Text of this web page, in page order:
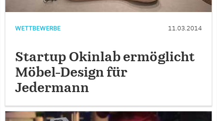
WETTBEWERBE 11.03.2014
Startup Okinlab ermöglicht
Möbel-Design für
Jedermann